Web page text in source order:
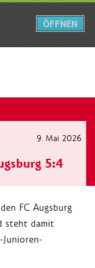
Menü
9. Mai 2026
5:4
FC Augsburg
steht damit
Junioren-
ÖFFNEN